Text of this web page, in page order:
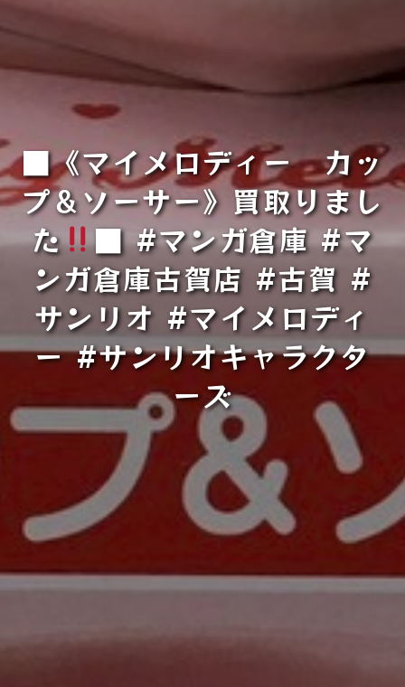
■《マイメロディー カッ
プ＆ソーサー》買取りまし
た
■ #マンガ倉庫 #マ
ンガ倉庫古賀店 #古賀 #
サンリオ #マイメロディ
ー #サンリオキャラクタ
ーズ